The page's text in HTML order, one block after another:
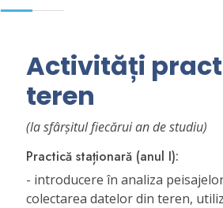
Activități
teren
(la sfârșitul fiecărui an de studiu)
Practică staționară (anul I):
- introducere în analiza
colectarea datelor din teren,